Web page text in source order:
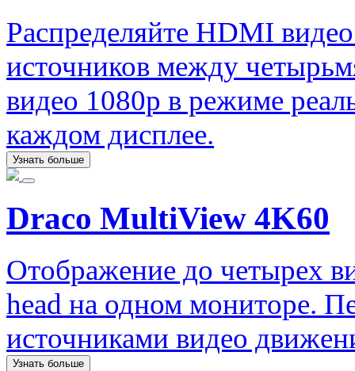
Распределяйте HDMI
источников между
видео 1080p в режиме
каждом дисплее.
Узнать больше
Draco MultiView 4K60
Отображение до четырех
head на одном мониторе.
источниками видео
Узнать больше